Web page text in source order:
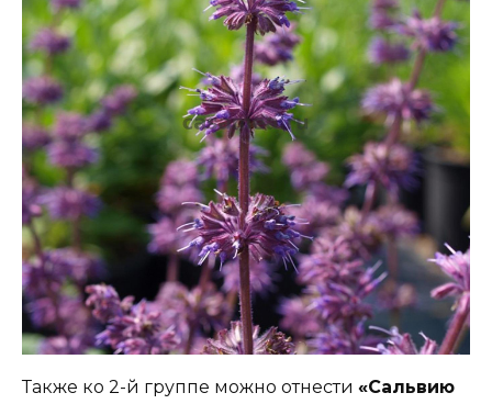
Также ко 2-й группе можно отнести «Сальвию